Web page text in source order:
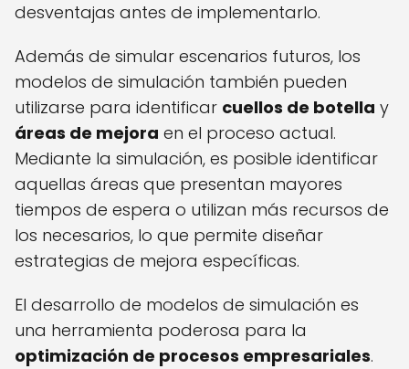
desventajas antes de implementarlo.
Además de simular escenarios futuros, los
modelos de simulación también pueden
utilizarse para identificar cuellos de botella y
áreas de mejora en el proceso actual.
Mediante la simulación, es posible identificar
aquellas áreas que presentan mayores
tiempos de espera o utilizan más recursos de
los necesarios, lo que permite diseñar
estrategias de mejora específicas.
El desarrollo de modelos de simulación es
una herramienta poderosa para la
optimización de procesos empresariales.